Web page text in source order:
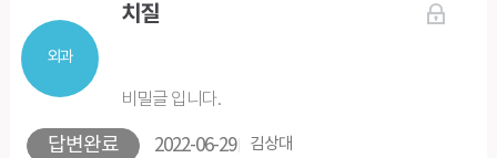
외과
치질
답변완료
비밀글 입니다.
2022-06-29 김상대